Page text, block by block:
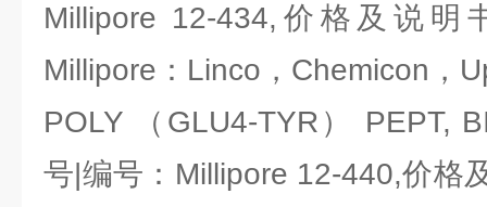
Millipore 12-434,价格及说
Millipore：Linco，Chemicon，
POLY （GLU4-TYR） PEPT,
号|编号：Millipore 12-440,价格